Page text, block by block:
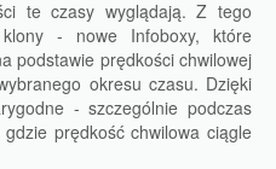
te czasy wyglądają. Z tego
- nowe Infoboxy, które
podstawie prędkości chwilowej
okresu czasu. Dzięki
- szczególnie podczas
prędkość chwilowa ciągle